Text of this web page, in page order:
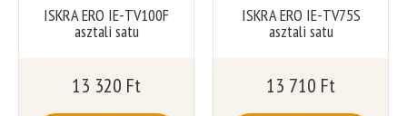
ISKRA ERO IE-TV100F
asztali satu
13 320 Ft
ISKRA ERO IE-TV75S
asztali satu
13 710 Ft